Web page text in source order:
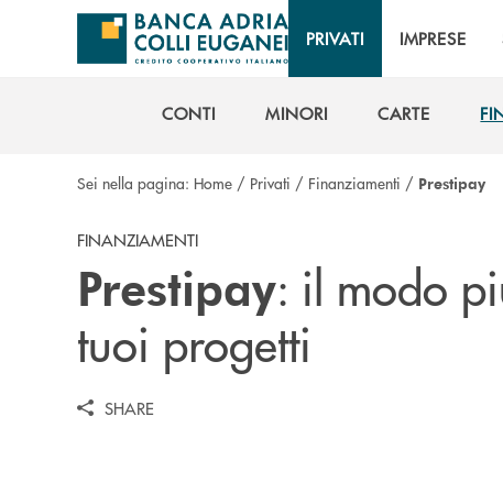
Salta al contenuto principale
PRIVATI IMPRESE
CONTI
MINORI
CARTE
Sei nella pagina: Home / Privati / Finanziamenti / Prestipay
FINANZIAMENTI
Prestipay: il modo
tuoi progetti
SHARE